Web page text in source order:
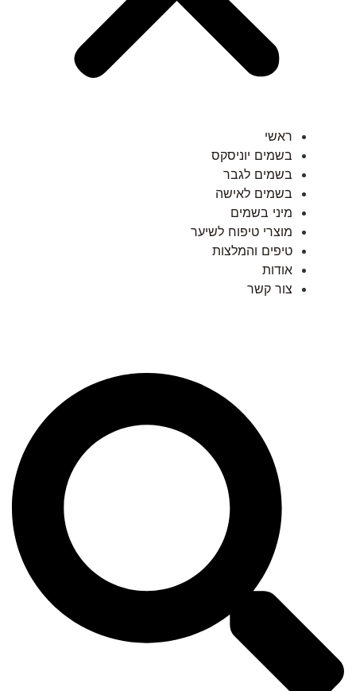
ראשי
בשמים יוניסקס
בשמים לגבר
בשמים לאישה
מיני בשמים
מוצרי טיפוח לשיער
טיפים והמלצות
אודות
צור קשר